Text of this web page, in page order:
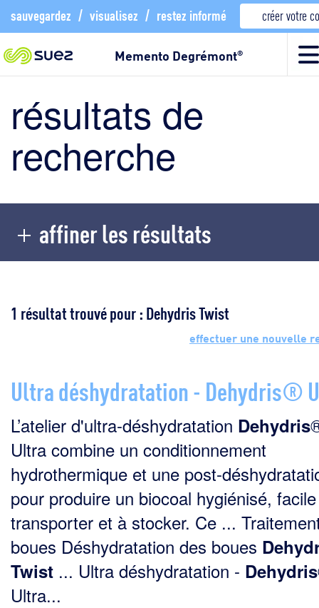
sauvegardez / visualisez / restez informé créer votre
Memento Degrémont®
résultats de
recherche
affiner les résultats
1 résultat trouvé pour : Dehydris Twist
effectuer une nouvelle
Ultra déshydratation - Dehydris®
L’atelier d'ultra-déshydratation Dehydris
Ultra combine un conditionnement
hydrothermique et une post-
pour produire un biocoal hygiénisé,
transporter et à stocker. Ce ...
boues Déshydratation des boues
Twist ... Ultra déshydratation - Dehydris
Ultra...